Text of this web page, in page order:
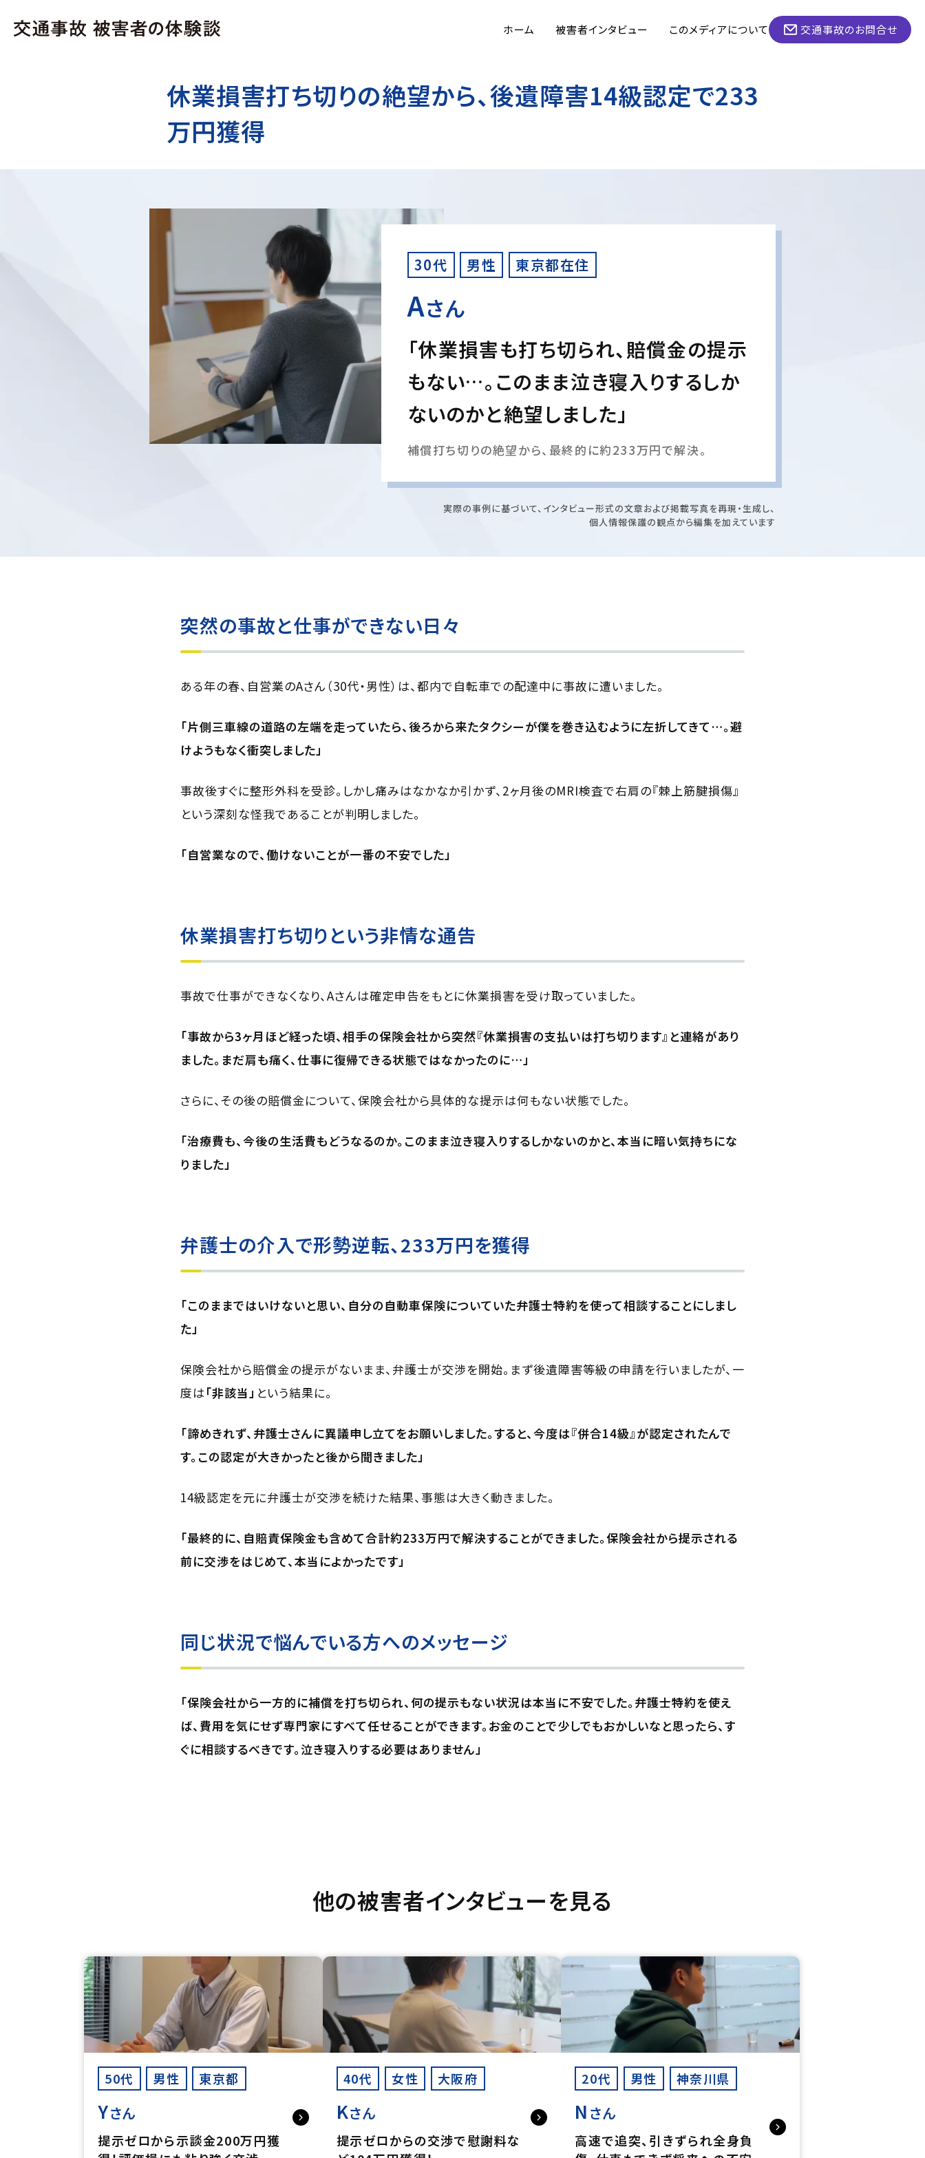
ホーム 被害者インタビュー このメディアについて 交通事故のお問合せ
休業損害打ち切りの絶望から、後遺障害14級認定で233
万円獲得
30代 男性 東京都在住
Aさん
「休業損害も打ち切られ、賠償金の提示
もない…。このまま泣き寝入りするしか
ないのかと絶望しました」
補償打ち切りの絶望から、最終的に約233万円で解決。
実際の事例に基づいて、インタビュー形式の文章および掲載写真を再現・生成し、
個人情報保護の観点から編集を加えています
突然の事故と仕事ができない日々
ある年の春、自営業のAさん（30代・男性）は、都内で自転車での配達中に事故に遭いました。
「片側三車線の道路の左端を走っていたら、後ろから来たタクシーが僕を巻き込むように左折してきて…。避
けようもなく衝突しました」
事故後すぐに整形外科を受診。しかし痛みはなかなか引かず、2ヶ月後のMRI検査で右肩の『棘上筋腱損傷』
という深刻な怪我であることが判明しました。
「自営業なので、働けないことが一番の不安でした」
休業損害打ち切りという非情な通告
事故で仕事ができなくなり、Aさんは確定申告をもとに休業損害を受け取っていました。
「事故から3ヶ月ほど経った頃、相手の保険会社から突然『休業損害の支払いは打ち切ります』と連絡があり
ました。まだ肩も痛く、仕事に復帰できる状態ではなかったのに…」
さらに、その後の賠償金について、保険会社から具体的な提示は何もない状態でした。
「治療費も、今後の生活費もどうなるのか。このまま泣き寝入りするしかないのかと、本当に暗い気持ちにな
りました」
弁護士の介入で形勢逆転、233万円を獲得
「このままではいけないと思い、自分の自動車保険についていた弁護士特約を使って相談することにしまし
た」
保険会社から賠償金の提示がないまま、弁護士が交渉を開始。まず後遺障害等級の申請を行いましたが、一
度は「非該当」 という結果に。
「諦めきれず、弁護士さんに異議申し立てをお願いしました。すると、今度は『併合14級』が認定されたんで
す。この認定が大きかったと後から聞きました」
14級認定を元に弁護士が交渉を続けた結果、事態は大きく動きました。
「最終的に、自賠責保険金も含めて合計約233万円で解決することができました。保険会社から提示される
前に交渉をはじめて、本当によかったです」
同じ状況で悩んでいる方へのメッセージ
「保険会社から一方的に補償を打ち切られ、何の提示もない状況は本当に不安でした。弁護士特約を使え
ば、費用を気にせず専門家にすべて任せることができます。お金のことで少しでもおかしいなと思ったら、す
ぐに相談するべきです。泣き寝入りする必要はありません」
他の被害者インタビューを見る
50代 男性 東京都
Yさん
提示ゼロから示談金200万円獲
40代 女性 大阪府
Kさん
提示ゼロからの交渉で慰謝料な
20代 男性 神奈川県
N さん
高速で追突、引きずられ全身負